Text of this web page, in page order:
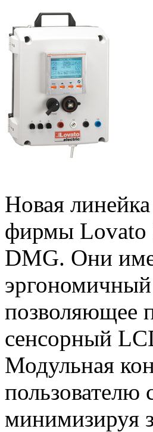
Новая линейка
фирмы Lovato
DMG. Они
позволяющее
сенсорный
Модульная
пользователю
минимизируя